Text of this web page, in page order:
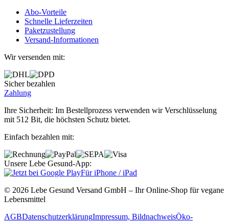
Abo‐Vorteile
Schnelle Lieferzeiten
Paketzustellung
Versand‐Informationen
Wir versenden mit:
Sicher bezahlen
Zahlung
Ihre Sicherheit: Im Bestellprozess verwenden wir Verschlüsselung
mit 512 Bit, die höchsten Schutz bietet.
Einfach bezahlen mit:
Unsere Lebe Gesund-App:
Für iPhone / iPad
© 2026 Lebe Gesund Versand GmbH – Ihr Online‐Shop für vegane
Lebensmittel
AGBDatenschutzerklärungImpressum, BildnachweisÖko‐